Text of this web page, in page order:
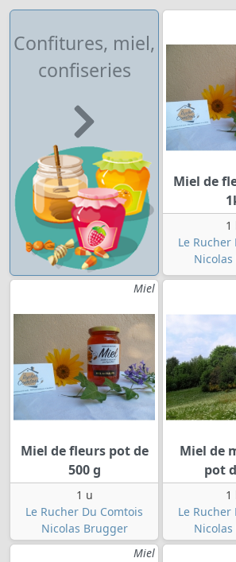
Confitures, miel,
confiseries
Miel de
1
Le Rucher
Miel
Miel de fleurs pot de
500 g
1 u
Le Rucher Du Comtois
Nicolas Brugger
Miel de
pot
1
Le Rucher
Miel